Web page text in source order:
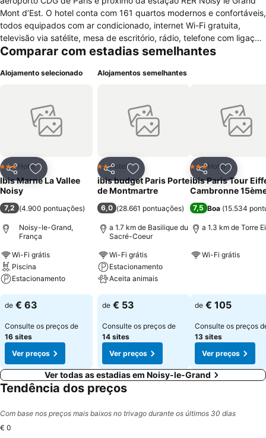
Mont d’Est. O hotel conta com 161 quartos modernos e confortáveis,
todos equipados com ar condicionado, internet Wi-Fi gratuita,
televisão via satélite, mesa de escritório, rádio, telefone com ligação
directa e casa de banho (banheiro) com banheira e secador de
facilidade, conforto e serviços modernos como uma recepção 24
acesso gratuito à internet Wi-Fi disponível nas áreas públicas,
equipamentos audiovisual, serviço de lavandaria, restaurante, bar,
salas de reuniões, esplanada e estacionamento pago.
Comparar com estadias semelhantes
Alojamento selecionado
PartilharAdicionar aos favoritos
3 Estrelas
Hotel
Ibis Marne La Vallee
Noisy
7,2 (4.900 pontuações)
Noisy-le-Grand,
França
Wi-Fi grátis
Piscina
Estacionamento
Ver preços
de € 63
Consulte os preços de
16 sites
Ver preços
Alojamentos semelhantes
PartilharAdicionar aos favoritos
2 Estrelas
Hotel
ibis budget Paris Porte
de Montmartre
6,0 (28.661 pontuações)
a 1.7 km de Basilique du
Sacré-Coeur
Wi-Fi grátis
Estacionamento
Aceita animais
Ver preços
de € 53
Consulte os preços de
14 sites
Ver preços
Partilhar
3 Estrelas
Hotel
ibis Paris Tour
Cambronne
7,5 Boa (15.534
a 1.3 km de Torre
Wi-Fi grátis
de € 105
Consulte os preços
13 sites
Ver preços
Ver todas as estadias em Noisy-le-Grand
Tendência dos preços
Com base nos preços mais baixos no trivago durante os últimos 30 dias
€ 0